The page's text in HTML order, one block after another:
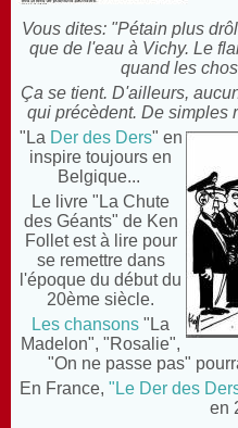
Vous dites: "Pétain plus
que de l'eau à Vichy. Le
quand les
Ça se tient. D'ailleurs,
qui précèdent. De simples
"La Der des Ders" en
inspire toujours en
Belgique...
Le livre "La Chute
des Géants" de Ken
Follet est à lire pour
se remettre dans
l'époque du début du
20ème siècle.
Les chansons "La
Madelon", "Rosalie",
"On ne passe pas"
En France, "Le Der des
en